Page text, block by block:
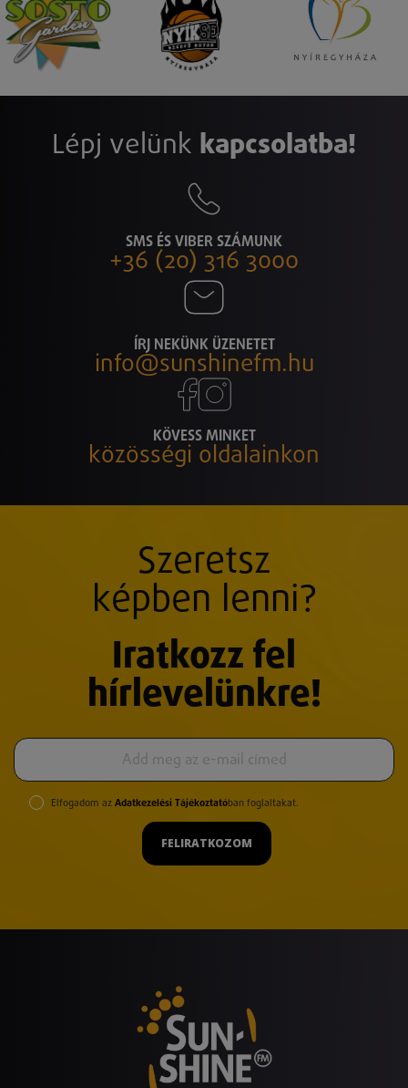
Lépj velünk kapcsolatba!
SMS ÉS VIBER SZÁMUNK
+36 (20) 316 3000
ÍRJ NEKÜNK ÜZENETET
info@sunshinefm.hu
KÖVESS MINKET
közösségi oldalainkon
Szeretsz
képben lenni?
Iratkozz fel
hírlevelünkre!
Elfogadom az Adatkezelési Tájékoztatóban foglaltakat.
FELIRATKOZOM